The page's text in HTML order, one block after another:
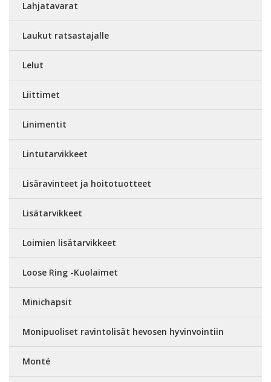
Lahjatavarat
Laukut ratsastajalle
Lelut
Liittimet
Linimentit
Lintutarvikkeet
Lisäravinteet ja hoitotuotteet
Lisätarvikkeet
Loimien lisätarvikkeet
Loose Ring -Kuolaimet
Minichapsit
Monipuoliset ravintolisät hevosen hyvinvointiin
Monté